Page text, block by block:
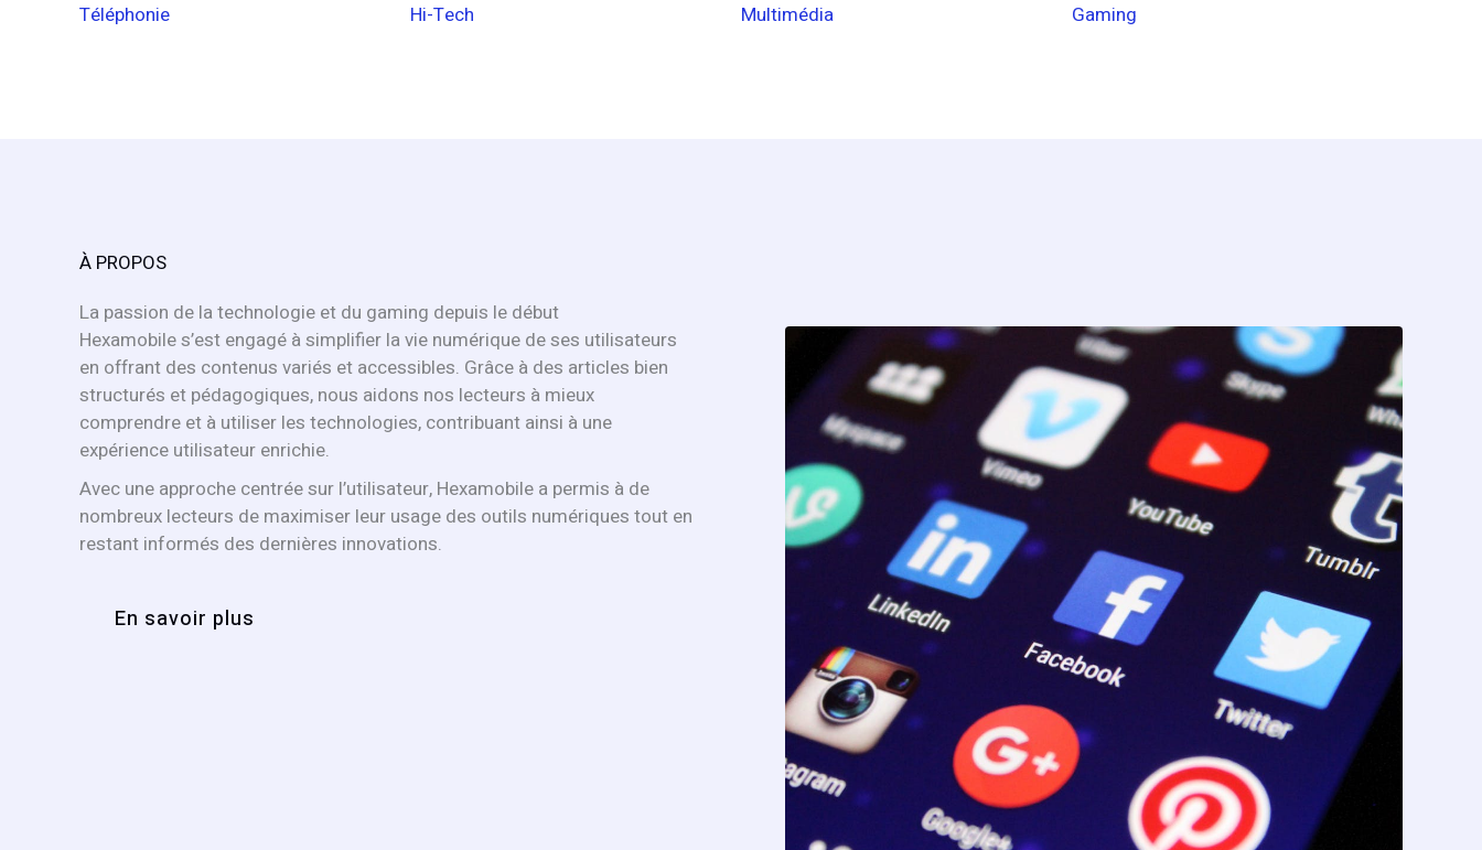
Téléphonie Hi-Tech Multimédia Gaming
À PROPOS
La passion de la technologie et du gaming depuis le début
Hexamobile s’est engagé à simplifier la vie numérique de ses utilisateurs
en offrant des contenus variés et accessibles. Grâce à des articles bien
structurés et pédagogiques, nous aidons nos lecteurs à mieux
comprendre et à utiliser les technologies, contribuant ainsi à une
expérience utilisateur enrichie.
Avec une approche centrée sur l’utilisateur, Hexamobile a permis à de
nombreux lecteurs de maximiser leur usage des outils numériques tout en
restant informés des dernières innovations.
En savoir plus